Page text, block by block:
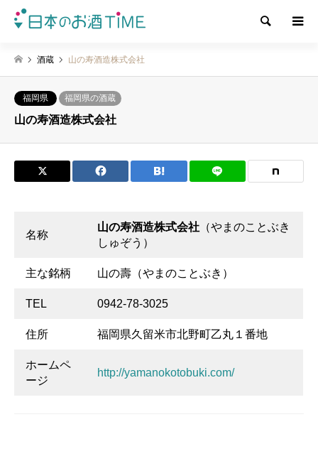
検索
酒蔵 山の寿酒造株式会社
福岡県 福岡県の酒蔵
山の寿酒造株式会社
名称
山の寿酒造株式会社 （やまのことぶき
しゅぞう）
主な銘柄 山の壽（やまのことぶき）
TEL 0942-78-3025
住所 福岡県久留米市北野町乙丸１番地
ホームペ
ージ
http://yamanokotobuki.com/